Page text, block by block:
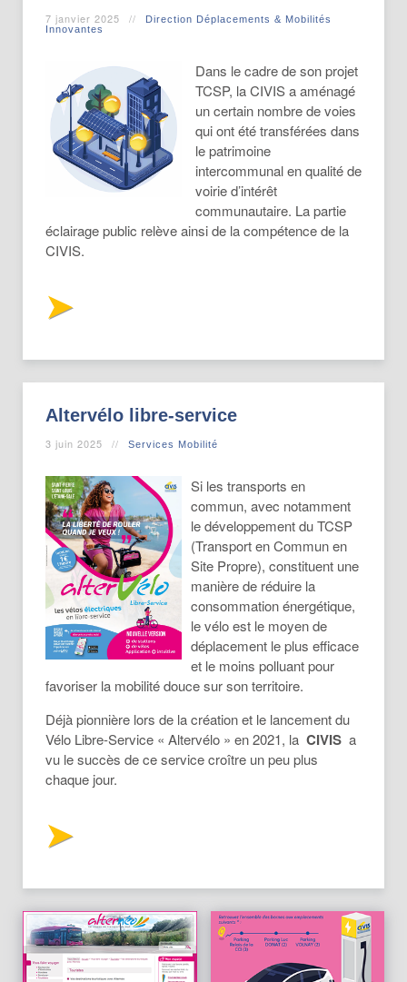
7 janvier 2025
Direction Déplacements & Mobilités
Innovantes
Dans le cadre de son projet
TCSP, la CIVIS a aménagé
un certain nombre de voies
qui ont été transférées dans
le patrimoine
intercommunal en qualité de
voirie d’intérêt
communautaire. La partie
éclairage public relève ainsi de la compétence de la
CIVIS.
Altervélo libre-service
3 juin 2025 Services Mobilité
Si les transports en
commun, avec notamment
le développement du TCSP
(Transport en Commun en
Site Propre), constituent une
manière de réduire la
consommation énergétique,
le vélo est le moyen de
déplacement le plus efficace
et le moins polluant pour
favoriser la mobilité douce sur son territoire.
Déjà pionnière lors de la création et le lancement du
Vélo Libre-Service « Altervélo » en 2021, la CIVIS a
vu le succès de ce service croître un peu plus
chaque jour.